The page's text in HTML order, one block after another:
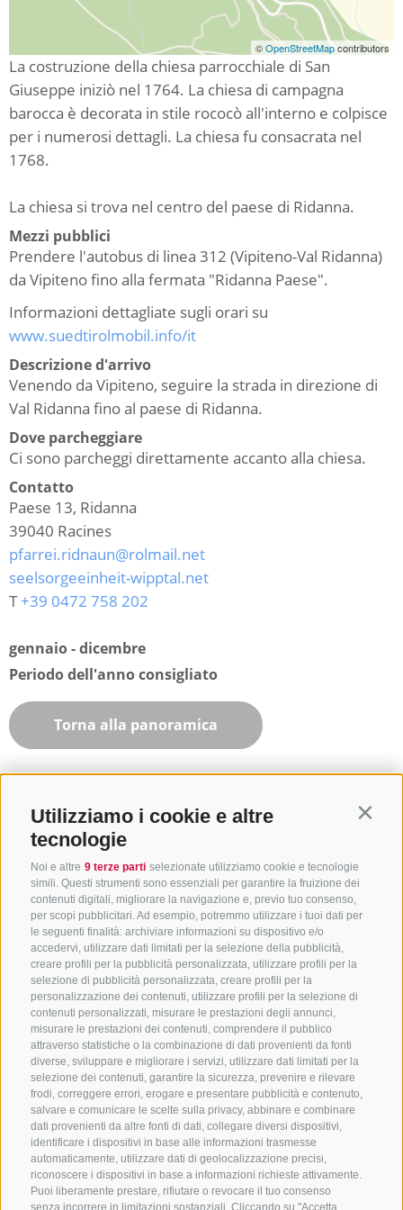
Utilizziamo i cookie e altre
tecnologie
Noi e altre 9 terze parti selezionate utilizziamo cookie e tecnologie
simili. Questi strumenti sono essenziali per garantire la fruizione dei
contenuti digitali, migliorare la navigazione e, previo tuo consenso,
per scopi pubblicitari. Ad esempio, potremmo utilizzare i tuoi dati per
le seguenti finalità: archiviare informazioni su dispositivo e/o
accedervi, utilizzare dati limitati per la selezione della pubblicità,
creare profili per la pubblicità personalizzata, utilizzare profili per la
selezione di pubblicità personalizzata, creare profili per la
personalizzazione dei contenuti, utilizzare profili per la selezione di
contenuti personalizzati, misurare le prestazioni degli annunci,
misurare le prestazioni dei contenuti, comprendere il pubblico
attraverso statistiche o la combinazione di dati provenienti da fonti
diverse, sviluppare e migliorare i servizi, utilizzare dati limitati per la
selezione dei contenuti, garantire la sicurezza, prevenire e rilevare
frodi, correggere errori, erogare e presentare pubblicità e contenuto,
salvare e comunicare le scelte sulla privacy, abbinare e combinare
dati provenienti da altre fonti di dati, collegare diversi dispositivi,
identificare i dispositivi in base alle informazioni trasmesse
automaticamente, utilizzare dati di geolocalizzazione precisi,
riconoscere i dispositivi in base a informazioni richieste attivamente.
Puoi liberamente prestare, rifiutare o revocare il tuo consenso
senza incorrere in limitazioni sostanziali. Cliccando su "Accetta
©OpenStreetMapcontributors
La costruzione della chiesa parrocchiale di San
Giuseppe iniziò nel 1764. La chiesa di campagna
barocca è decorata in stile rococò all'interno e colpisce
per i numerosi dettagli. La chiesa fu consacrata nel
1768.
La chiesa si trova nel centro del paese di Ridanna.
Mezzi pubblici
Prendere l'autobus di linea 312 (Vipiteno-Val Ridanna)
da Vipiteno fino alla fermata "Ridanna Paese".
Informazioni dettagliate sugli orari su
www.suedtirolmobil.info/it
Descrizione d'arrivo
Venendo da Vipiteno, seguire la strada in direzione di
Val Ridanna fino al paese di Ridanna.
Dove parcheggiare
Ci sono parcheggi direttamente accanto alla chiesa.
Contatto
Paese 13, Ridanna
39040 Racines
pfarrei.ridnaun@rolmail.net
seelsorgeeinheit-wipptal.net
T+39 0472 758 202
gennaio - dicembre
Periodo dell'anno consigliato
Torna alla panoramica
CONTATTACI
+39 0472 765325/+39 0472 760608/+39 0472
632372
info@sterzing-ratschings.it
NEWSLETTER
Rimani aggiornato sulle nostre offerte